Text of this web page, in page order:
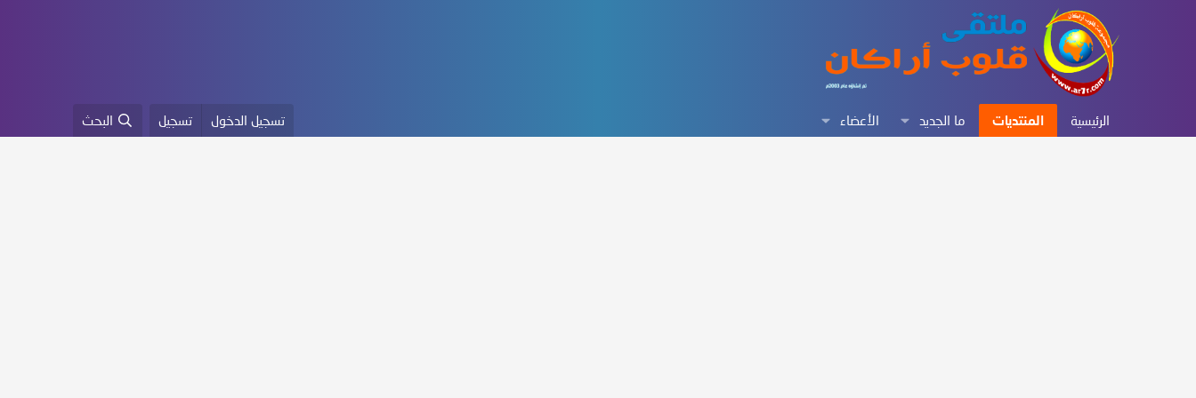
الرئيسية المنتديات ما الجديد الأعضاء تسجيل الدخول تسجيل البحث